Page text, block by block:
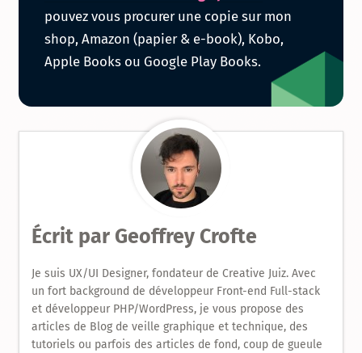
série
de
livres
Design
Produit
pouvez vous procurer une copie sur mon
shop, Amazon (papier & e-book), Kobo,
Apple Books ou Google Play Books.
Écrit par Geoffrey Crofte
Je suis UX/UI Designer, fondateur de Creative Juiz. Avec
un fort background de développeur Front-end Full-stack
et développeur PHP/WordPress, je vous propose des
articles de Blog de veille graphique et technique, des
tutoriels ou parfois des articles de fond, coup de gueule